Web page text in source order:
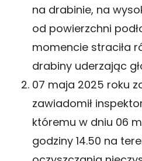
na drabinie, na
od powierzchni
momencie straciła
drabiny uderzając
07 maja 2025 roku
zawiadomił
któremu w dniu 06
godziny 14.50 na